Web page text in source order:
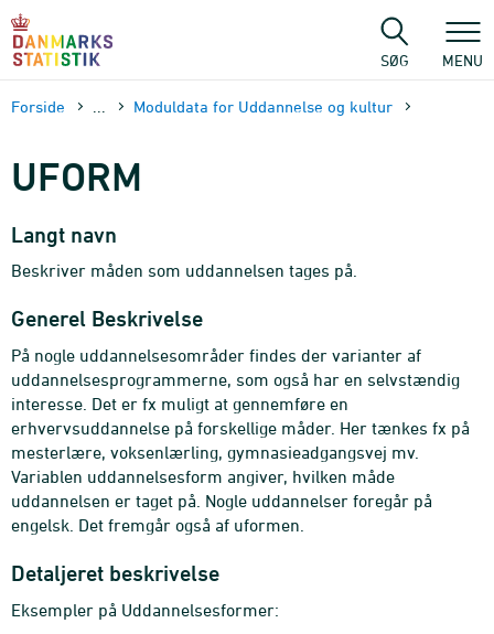
sidens
SØG MENU
Forside Moduldata for Uddannelse og kultur
UFORM
Langt navn
Beskriver måden som uddannelsen tages på.
Generel Beskrivelse
På nogle uddannelsesområder findes der varianter af
uddannelsesprogrammerne, som også har en selvstændig
interesse. Det er fx muligt at gennemføre en
erhvervsuddannelse på forskellige måder. Her tænkes fx på
mesterlære, voksenlærling, gymnasieadgangsvej mv.
Variablen uddannelsesform angiver, hvilken måde
uddannelsen er taget på. Nogle uddannelser foregår på
engelsk. Det fremgår også af uformen.
Detaljeret beskrivelse
Eksempler på Uddannelsesformer: